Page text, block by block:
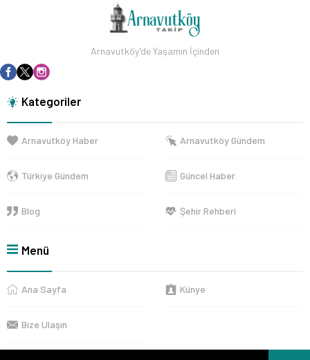
Arnavutköy'de Yaşamın İçinden
Kategoriler
Arnavutköy Haber Arnavutköy Gündem
Türkiye Gündem Güncel Haber
Blog Şehir Rehberi
Menü
Ana Sayfa Künye
Bize Ulaşın